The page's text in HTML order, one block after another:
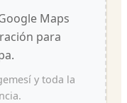
Maps
para
y toda la